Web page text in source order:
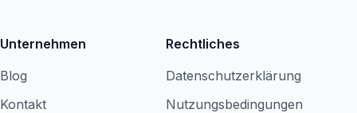
Unternehmen
Blog
Kontakt
Rechtliches
Datenschutzerklärung
Nutzungsbedingungen